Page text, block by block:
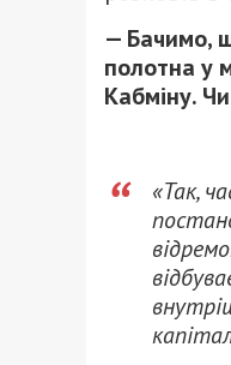
— Бачимо,
полотна у
Кабміну.
«Так,